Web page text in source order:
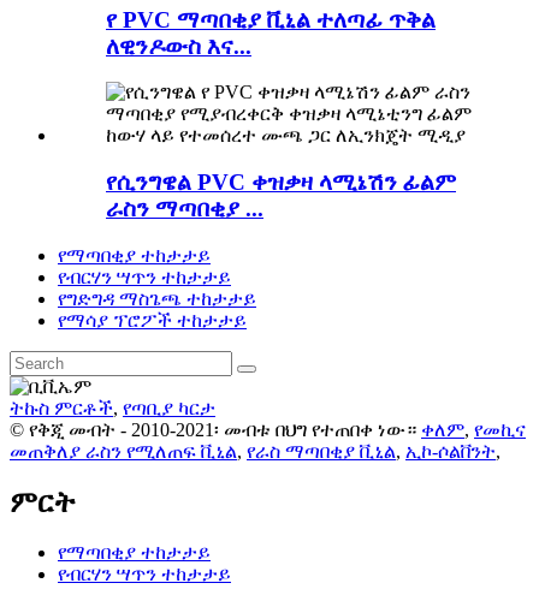
የ PVC ማጣበቂያ ቪኒል ተለጣፊ ጥቅል
ለዊንዶውስ እና...
የሲንግዌል PVC ቀዝቃዛ ላሚኔሽን ፊልም
ራስን ማጣበቂያ ...
የማጣበቂያ ተከታታይ
የብርሃን ሣጥን ተከታታይ
የግድግዳ ማስጌጫ ተከታታይ
የማሳያ ፕሮፖች ተከታታይ
ትኩስ ምርቶች, የጣቢያ ካርታ
© የቅጂ መብት - 2010-2021፡ መብቱ በህግ የተጠበቀ ነው። ቀለም, የመኪና
መጠቅለያ ራስን የሚለጠፍ ቪኒል, የራስ ማጣበቂያ ቪኒል, ኢኮ-ሶልቨንት,
ምርት
የማጣበቂያ ተከታታይ
የብርሃን ሣጥን ተከታታይ